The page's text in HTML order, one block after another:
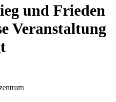
und Frieden
Veranstaltung